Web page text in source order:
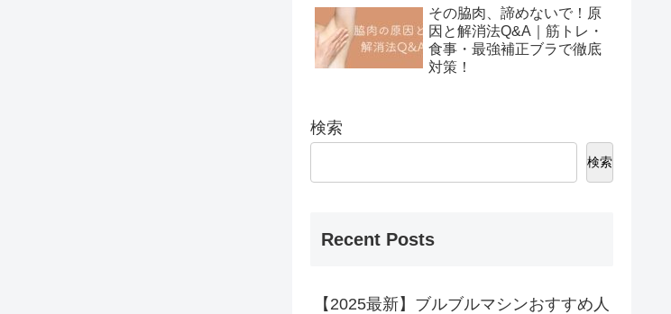
その脇肉、諦めないで！原
因と解消法Q&A｜筋トレ・
食事・最強補正ブラで徹底
対策！
検索
検索
Recent Posts
【2025最新】ブルブルマシンおすすめ人